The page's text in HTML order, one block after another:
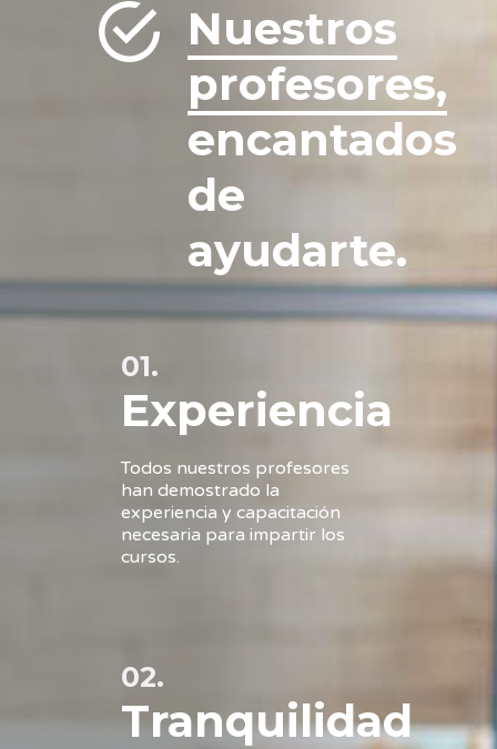
Nuestros
profesores,
encantados
de
ayudarte.
01.
Experiencia
Todos nuestros profesores
han demostrado la
experiencia y capacitación
necesaria para impartir los
cursos.
02.
Tranquilidad